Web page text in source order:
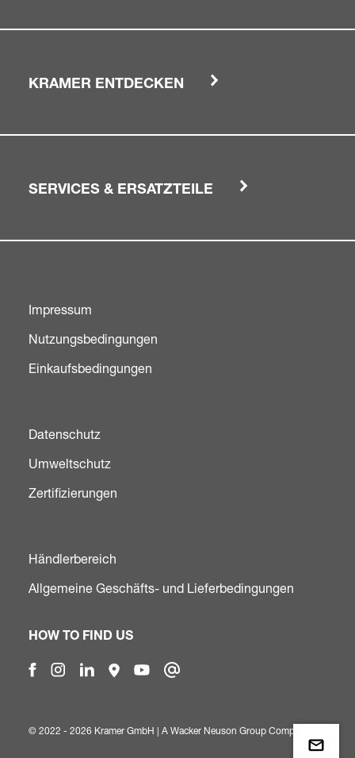
KRAMER ENTDECKEN
SERVICES & ERSATZTEILE
Impressum
Nutzungsbedingungen
Einkaufsbedingungen
Datenschutz
Umweltschutz
Zertifizierungen
Händlerbereich
Allgemeine Geschäfts- und Lieferbedingungen
HOW TO FIND US
© 2022 - 2026 Kramer GmbH | A Wacker Neuson Group Company